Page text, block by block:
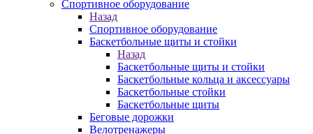
Спортивное оборудование
Назад
Спортивное оборудование
Баскетбольные щиты и стойки
Назад
Баскетбольные щиты и стойки
Баскетбольные кольца и аксессуары
Баскетбольные стойки
Баскетбольные щиты
Беговые дорожки
Велотренажеры